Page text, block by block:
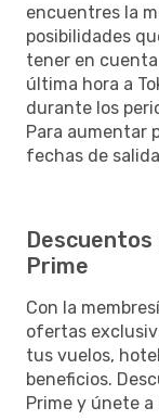
encuentres la
posibilidades
tener en
última hora a
durante los
Para aumentar
fechas de
Descuentos
Prime
Con la
ofertas
tus vuelos,
beneficios.
Prime y únete